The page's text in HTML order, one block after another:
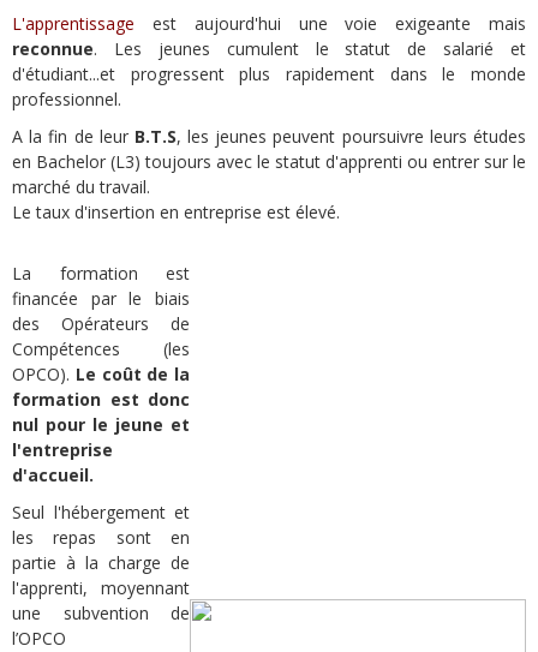
L'apprentissage est aujourd'hui une voie exigeante mais
reconnue. Les jeunes cumulent le statut de salarié et
d'étudiant...et progressent plus rapidement dans le monde
professionnel.
A la fin de leur B.T.S, les jeunes peuvent poursuivre leurs études
en Bachelor (L3) toujours avec le statut d'apprenti ou entrer sur le
marché du travail.
Le taux d'insertion en entreprise est élevé.
La formation est
financée par le biais
des Opérateurs de
Compétences (les
OPCO). Le coût de la
formation est donc
nul pour le jeune et
l'entreprise
d'accueil.
Seul l'hébergement et
les repas sont en
partie à la charge de
l'apprenti, moyennant
une subvention de
l’OPCO